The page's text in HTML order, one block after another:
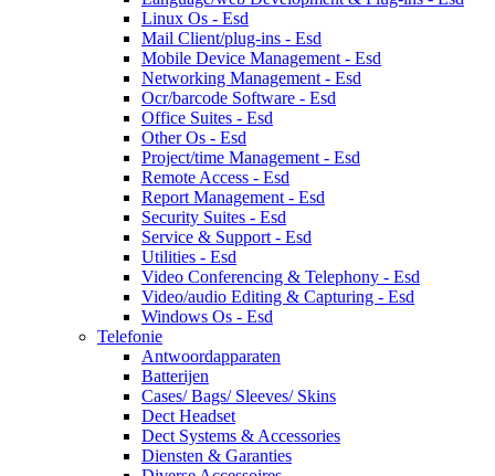
Linux Os - Esd
Mail Client/plug-ins - Esd
Mobile Device Management - Esd
Networking Management - Esd
Ocr/barcode Software - Esd
Office Suites - Esd
Other Os - Esd
Project/time Management - Esd
Remote Access - Esd
Report Management - Esd
Security Suites - Esd
Service & Support - Esd
Utilities - Esd
Video Conferencing & Telephony - Esd
Video/audio Editing & Capturing - Esd
Windows Os - Esd
Telefonie
Antwoordapparaten
Batterijen
Cases/ Bags/ Sleeves/ Skins
Dect Headset
Dect Systems & Accessories
Diensten & Garanties